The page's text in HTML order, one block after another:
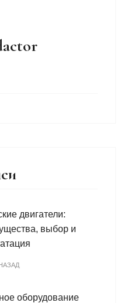
двигатели:
выбор и
оборудование